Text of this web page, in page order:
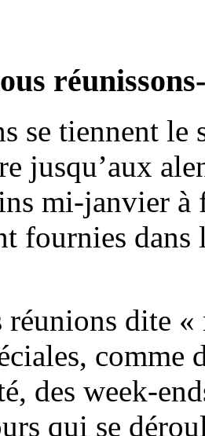
se tiennent le
jusqu’aux
mi-janvier à
fournies
réunions dite
comme
des week-
qui se